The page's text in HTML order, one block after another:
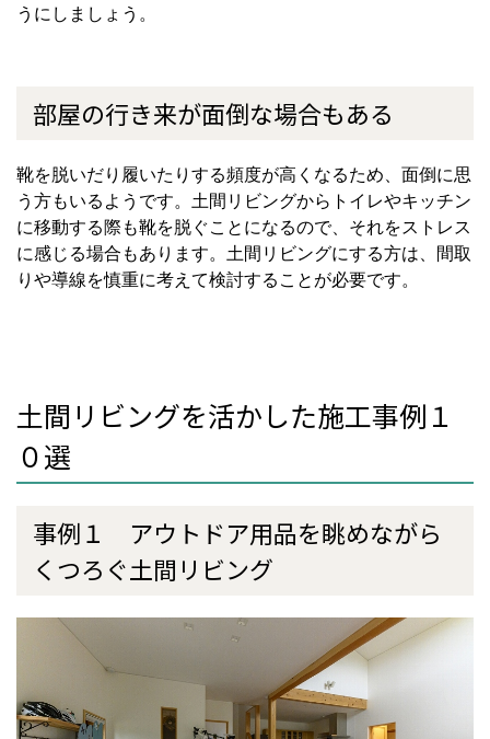
うにしましょう。
部屋の行き来が面倒な場合もある
靴を脱いだり履いたりする頻度が高くなるため、面倒に思
う方もいるようです。土間リビングからトイレやキッチン
に移動する際も靴を脱ぐことになるので、それをストレス
に感じる場合もあります。土間リビングにする方は、間取
りや導線を慎重に考えて検討することが必要です。
土間リビングを活かした施工事例１
０選
事例１ アウトドア用品を眺めながら
くつろぐ土間リビング